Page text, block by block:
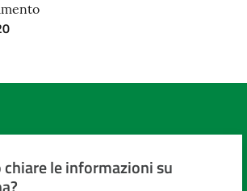
chiare le informazioni su